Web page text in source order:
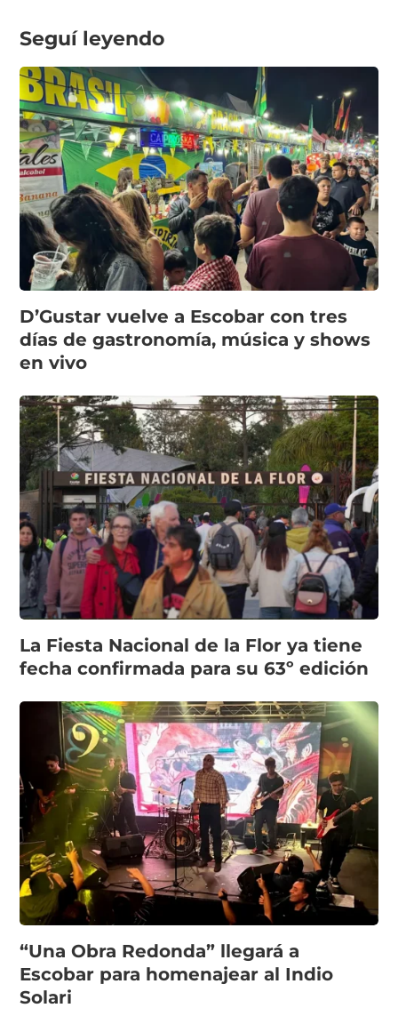
Seguí leyendo
D’Gustar vuelve a Escobar con tres
días de gastronomía, música y shows
en vivo
La Fiesta Nacional de la Flor ya tiene
fecha confirmada para su 63º edición
“Una Obra Redonda” llegará a
Escobar para homenajear al Indio
Solari